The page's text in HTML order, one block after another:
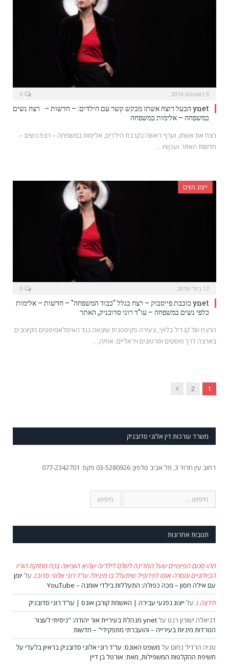
9 באוגוסט 2016
ynet הבעל רוצח אשתו מבקש קשר עם הילדים: – חדשות – רצח נשים
במשפחה – אלימות במשפחה
רצח את אשתו, וערף ראשה בקרבת הילדים, אלימות במשפחה – רצח נשים –
חדשות האתר ועכשיו…
ייצוג נשים
17 ביולי 2016
ynet כוכבת פייסבוק – רצח בגלל "כבוד המשפחה" – חדשות – אלימות
כלפי נשים במשפחה – עו"ד רוני סדובניק, האתר
הרצח של קנדיל בלוץ', צעירה פקיסטנית שיצאה נגד האיסלאמיסטים הקיצונים
בארצה דרך פוסטים וסרטונים ויראליים. אחיה,…
1
2
Next
משרד עורכות דין אלוני סדובניק
רחוב עין חרוד 3, תל אביב טלפון: 03-5280926 פקס: 077-2342701
תגובות אחרונות
מהו סכום הפיצויים שעל המדינה לשלם לילד/ה שהיא הוציאה בכח מחזקת הוריו
הביולוגיים ומסרה אותו לפדופיל שיתעלל בו מינית? עו"ד רוני אלוני סדובנ על יומן
עם אילה חסון – מכה כפולה: התעללות בילדי אומנה – YouTube
תירצה ג על ייצוג נפגעי עבירה | האשמת קורבן אונס | עו"ד רוני סדובניק
דניאלה ישורון רנט על
ynet מנהלת בעיריית אור יהודה: "ניסיתי לעצור
הטרדות מיניות בעירייה – והועברתי מתפקידי" – חדשות
טניה הרדיל נחום על משפט האונס: עו"ד רוני אלוני סדובניק בראיון בלעדי על
חשיפת ההקלטות המשפילות, מאת: אורטל בן דיין